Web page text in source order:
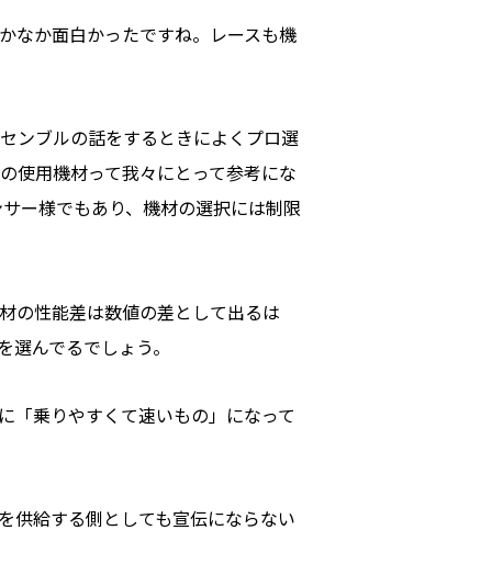
なか面白かったですね。レースも機
ンブルの話をするときによくプロ選
使用機材って我々にとって参考にな
ー様でもあり、機材の選択には制限
の性能差は数値の差として出るは
んでるでしょう。
「乗りやすくて速いもの」になって
供給する側としても宣伝にならない